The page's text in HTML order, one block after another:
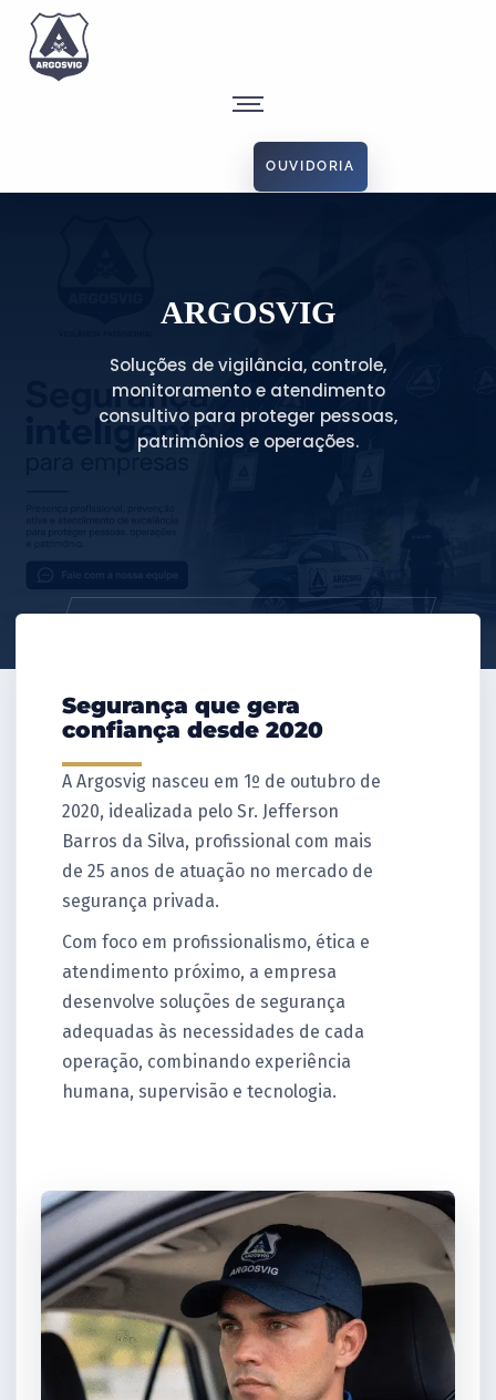
OUVIDORIA
ARGOSVIG
Segurança que gera
confiança desde 2020
A Argosvig nasceu em 1º de outubro de
2020, idealizada pelo Sr. Jefferson
Barros da Silva, profissional com mais
de 25 anos de atuação no mercado de
segurança privada.
Com foco em profissionalismo, ética e
atendimento próximo, a empresa
desenvolve soluções de segurança
adequadas às necessidades de cada
operação, combinando experiência
humana, supervisão e tecnologia.